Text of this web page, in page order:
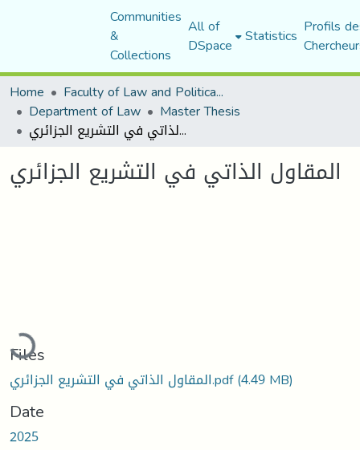
Communities
&
Collections
All of
DSpace Statistics Profils
Home
Faculty of Law and Political Science
Department of Law Master Thesis
المقاول الذاتي في التشريع الجزائري
المقاول الذاتي في التشريع الجزائري
Loading...
Files
المقاول الذاتي في التشريع الجزائري.pdf(4.49 MB)
Date
2025